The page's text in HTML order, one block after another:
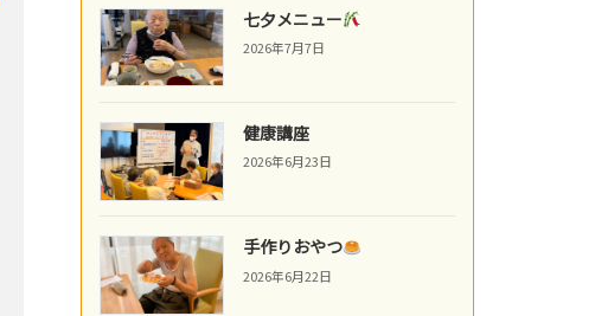
七夕メニュー
2026年7月7日
健康講座
2026年6月23日
手作りおやつ
2026年6月22日